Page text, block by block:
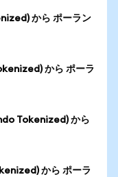
から ポーラン
から ポーラ
Tokenized) から
から ポーラ